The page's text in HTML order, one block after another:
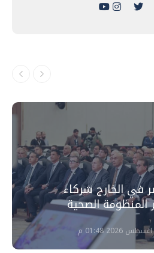
في الخارج شركاء
الصحية